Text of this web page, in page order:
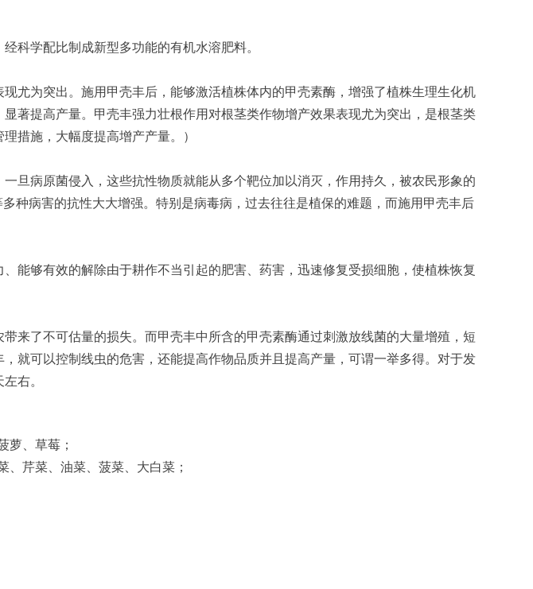
科学配比制成新型多功能的有机水溶肥料。
尤为突出。施用甲壳丰后，能够激活植株体内的甲壳素酶，增强了植株生理生化机
著提高产量。甲壳丰强力壮根作用对根茎类作物增产效果表现尤为突出，是根茎类
措施，大幅度提高增产产量。）
旦病原菌侵入，这些抗性物质就能从多个靶位加以消灭，作用持久，被农民形象的
种病害的抗性大大增强。特别是病毒病，过去往往是植保的难题，而施用甲壳丰后
能够有效的解除由于耕作不当引起的肥害、药害，迅速修复受损细胞，使植株恢复
来了不可估量的损失。而甲壳丰中所含的甲壳素酶通过刺激放线菌的大量增殖，短
就可以控制线虫的危害，还能提高作物品质并且提高产量，可谓一举多得。对于发
右。
萝、草莓；
、芹菜、油菜、菠菜、大白菜；